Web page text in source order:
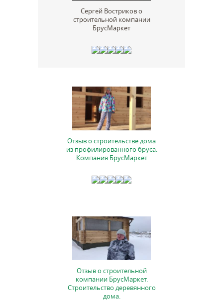
Сергей Востриков о
строительной компании
БрусМаркет
Отзыв о строительстве дома
из профилированного бруса.
Компания БрусМаркет
Отзыв о строительной
компании БрусМаркет.
Строительство деревянного
дома.